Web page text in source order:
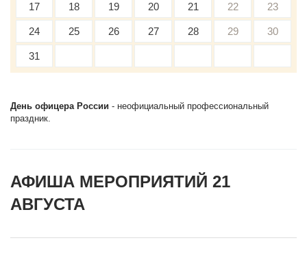
17 18 19 20 21 22 23
24 25 26 27 28 29 30
31
День офицера России - неофициальный профессиональный
праздник.
АФИША МЕРОПРИЯТИЙ 21
АВГУСТА